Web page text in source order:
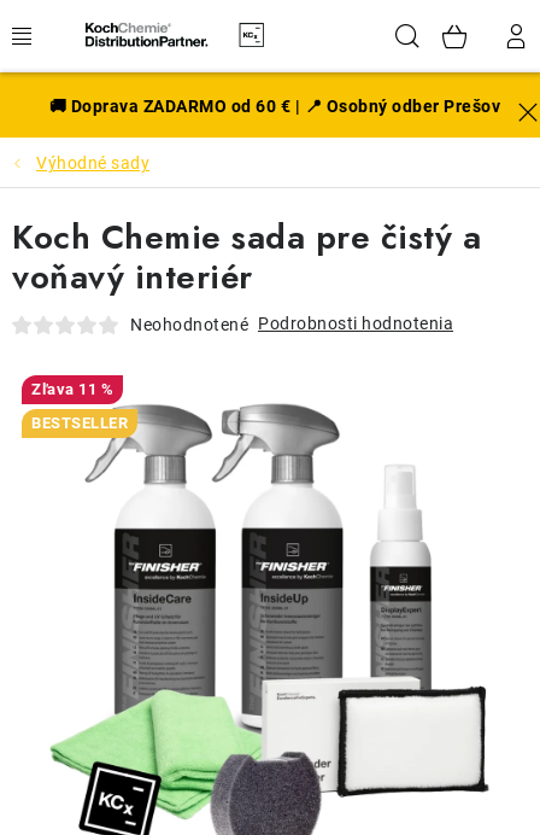
na
Hľadať
EXTERIÉR
DISKY A PNEU
INTERIÉR
PRÍSLUŠENSTVO
VÝHODNÉ SADY
NOVINKY V SORTIMENTE
THE FINISHER
DARČEKOVÉ POUKAZY
ČISTENIE A ÚDRŽBA LODÍ
ZNAČKY
🚚 Doprava ZADARMO od 60 € | 📍 Osobný odber Prešov
Výhodné sady
Koch Chemie sada pre čistý a
voňavý interiér
Neohodnotené Podrobnosti hodnotenia
11 %
BESTSELLER